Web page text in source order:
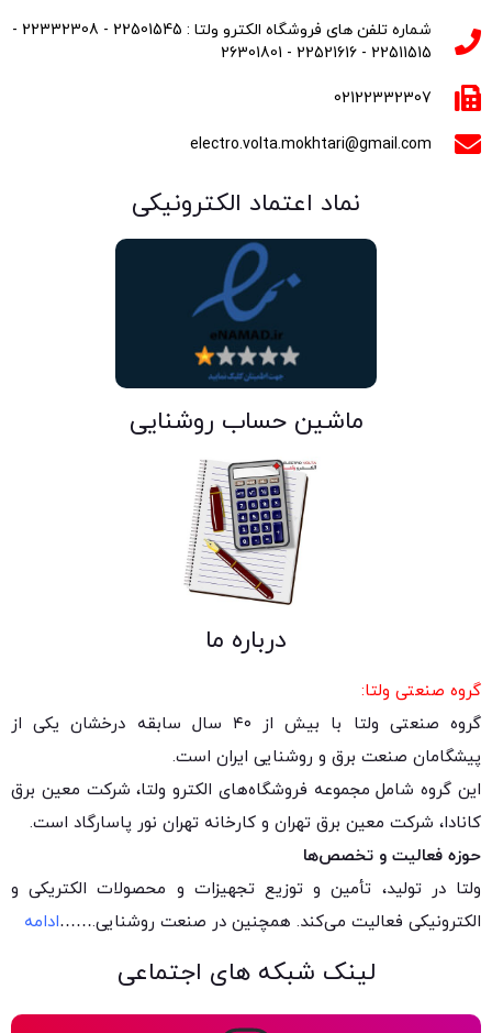
شماره تلفن های فروشگاه الکترو ولتا : 22501545 - 22332308 -
22511515 - 22521616 - 26301801
02122332307
electro.volta.mokhtari@gmail.com
نماد اعتماد الکترونیکی
ماشین حساب روشنایی
درباره ما
گروه صنعتی ولتا:
گروه صنعتی ولتا با بیش از ۴۰ سال سابقه درخشان یکی از
پیشگامان صنعت برق و روشنایی ایران است.
این گروه شامل مجموعه فروشگاه‌های الکترو ولتا، شرکت معین برق
کانادا، شرکت معین برق تهران و کارخانه تهران نور پاسارگاد است.
حوزه فعالیت و تخصص‌ها
ولتا در تولید، تأمین و توزیع تجهیزات و محصولات الکتریکی و
الکترونیکی فعالیت می‌کند. همچنین در صنعت روشنایی.……ادامه
لینک شبکه های اجتماعی